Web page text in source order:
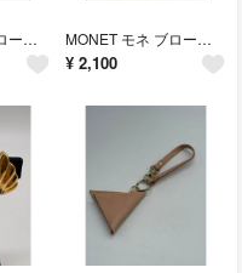
MONET モネ ブローチ ゴールドカラー 中抜き no.207 MONET モネ ブローチ ゴールドカラー ひし形 no.207
¥ 2,100